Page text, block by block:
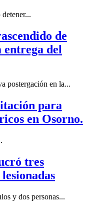
de
entrega del
postergación en la...
para
en Osorno.
tres
y dos personas...